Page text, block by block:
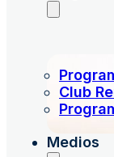
Club
Medios